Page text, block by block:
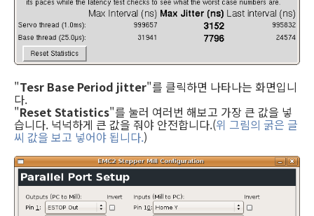
"Tesr Base Period jitter"를 클릭하면 나타나는 화면입니
다.
"Reset Statistics"를 눌러 여러번 해보고 가장 큰 값을 넣
습니다. 넉넉하게 큰 값을 줘야 안전합니다.(위 그림의 굵은 글
씨 값을 보고 넣어야 됩니다.)